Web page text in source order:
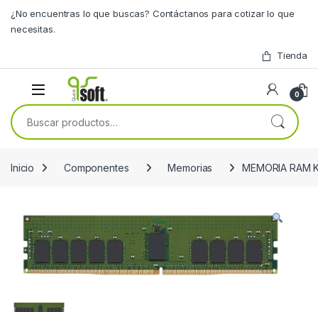
¿No encuentras lo que buscas? Contáctanos para cotizar lo que
necesitas.
Tienda
0
Buscar por:
Inicio Componentes Memorias MEMORIA RAM